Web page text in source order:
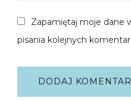
Zapamiętaj moje dane
pisania kolejnych